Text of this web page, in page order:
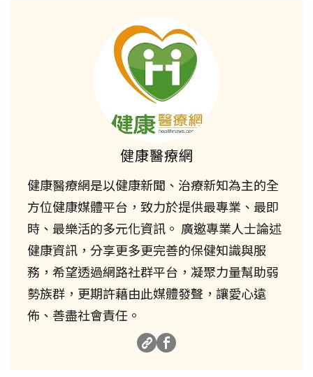
健康醫療網
健康醫療網是以健康新聞、治療新知為主的全
方位健康媒體平台，致力於提供最專業、最即
時、最樂活的多元化資訊。 廣邀專業人士論述
健康資訊，分享更多更完善的保健知識與服
務，希望透過網路社群平台，凝聚力量幫助弱
勢族群，更期許藉由此媒體發聲，讓愛心遠
佈、善盡社會責任。